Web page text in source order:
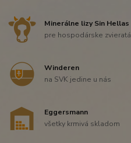
Minerálne lizy Sin Hellas
pre hospodárske zvieratá
Winderen
na SVK jedine u nás
Eggersmann
všetky krmivá skladom